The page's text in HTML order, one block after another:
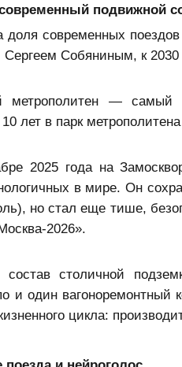
подвижной
доля современных
Сергеем Собяниным, к 2030
метрополитен — самый
лет в парк
2025 года на
в мире. Он
но стал еще тише,
2026».
состав столичной
и один вагоноремонтный
цикла: